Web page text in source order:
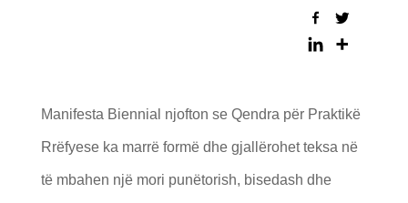
Manifesta Biennial njofton se Qendra për Praktikë
Rrëfyese ka marrë formë dhe gjallërohet teksa në
të mbahen një mori punëtorish, bisedash dhe